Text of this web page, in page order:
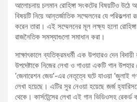
আলোচনায় চলমান রোহিঙ্গা সংকটের বিষয়টিও উঠে
বিষয়টি নিয়ে আন্তর্জাতিক সম্মেলনের যে পরিকল্পনা
করেন তারা। এই সম্মেলনের মূল লক্ষ্য হলো রোহিঙ্গা
রাজনৈতিক সমস্যাগুলো সমাধান করা।
সাক্ষাৎকালে ব্যতিক্রমধর্মী এক উপহারও দেন বিদায়ী
উপদেষ্টাকে নিজের লেখা ও গাওয়া একটি গান উপহার
‘জেনারেশন জেড’-এর নেতৃত্বে ঘটে যাওয়া ‘জুলাই
লেখা হয়েছে। এটির সুর নেওয়া হয়েছে জর্জ
থেকে। কার্সটেন্সের লেখা এই গান ভিডিওসহ রেকর্ড